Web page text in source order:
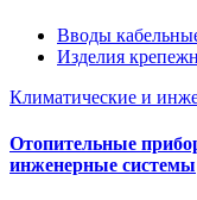
Вводы
Изделия
Климатические и
Отопительные
инженерные системы